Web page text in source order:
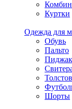
Куртки
Одежда для
Обувь
Пальто
Шорты